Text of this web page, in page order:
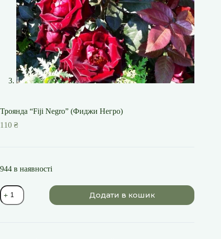
Троянда “Fiji Negro” (Фиджи Негро)
110 ₴
944 в наявності
Троянда
"Fiji
Negro"
Додати в кошик